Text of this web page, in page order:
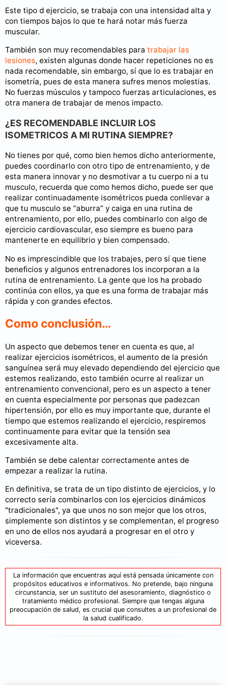
Este tipo d ejercicio, se trabaja con una intensidad alta y
con tiempos bajos lo que te hará notar más fuerza
muscular.
También son muy recomendables para trabajar las
lesiones, existen algunas donde hacer repeticiones no es
nada recomendable, sin embargo, sí que lo es trabajar en
isometría, pues de esta manera sufres menos molestias.
No fuerzas músculos y tampoco fuerzas articulaciones, es
otra manera de trabajar de menos impacto.
¿ES RECOMENDABLE INCLUIR LOS
ISOMETRICOS A MI RUTINA SIEMPRE?
No tienes por qué, como bien hemos dicho anteriormente,
puedes coordinarlo con otro tipo de entrenamiento, y de
esta manera innovar y no desmotivar a tu cuerpo ni a tu
musculo, recuerda que como hemos dicho, puede ser que
realizar continuadamente isométricos pueda conllevar a
que tu musculo se “aburra” y caiga en una rutina de
entrenamiento, por ello, puedes combinarlo con algo de
ejercicio cardiovascular, eso siempre es bueno para
mantenerte en equilibrio y bien compensado.
No es imprescindible que los trabajes, pero sí que tiene
beneficios y algunos entrenadores los incorporan a la
rutina de entrenamiento. La gente que los ha probado
continúa con ellos, ya que es una forma de trabajar más
rápida y con grandes efectos.
Como conclusión…
Un aspecto que debemos tener en cuenta es que, al
realizar ejercicios isométricos, el aumento de la presión
sanguínea será muy elevado dependiendo del ejercicio que
estemos realizando, esto también ocurre al realizar un
entrenamiento convencional, pero es un aspecto a tener
en cuenta especialmente por personas que padezcan
hipertensión, por ello es muy importante que, durante el
tiempo que estemos realizando el ejercicio, respiremos
continuamente para evitar que la tensión sea
excesivamente alta.
También se debe calentar correctamente antes de
empezar a realizar la rutina.
En definitiva, se trata de un tipo distinto de ejercicios, y lo
correcto sería combinarlos con los ejercicios dinámicos
"tradicionales", ya que unos no son mejor que los otros,
simplemente son distintos y se complementan, el progreso
en uno de ellos nos ayudará a progresar en el otro y
viceversa.
La información que encuentras aquí está pensada únicamente con
propósitos educativos e informativos. No pretende, bajo ninguna
circunstancia, ser un sustituto del asesoramiento, diagnóstico o
tratamiento médico profesional. Siempre que tengas alguna
preocupación de salud, es crucial que consultes a un profesional de
la salud cualificado.